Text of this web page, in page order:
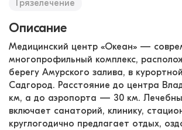
Грязелечение
Описание
Медицинский центр «Океан» —
многопрофильный комплекс,
берегу Амурского залива, в
Садгород. Расстояние до центра
км, а до аэропорта — 30 км.
включает санаторий, клинику,
круглогодично предлагает отдых,